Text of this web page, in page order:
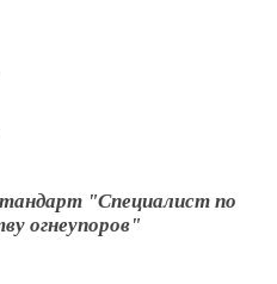
"Специалист по
огнеупоров"